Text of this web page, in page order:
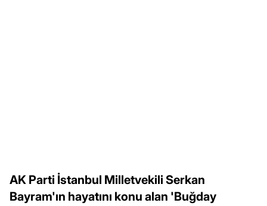
AK Parti İstanbul Milletvekili Serkan
Bayram'ın hayatını konu alan 'Buğday